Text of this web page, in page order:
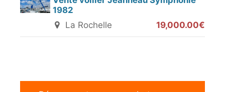
1982
La Rochelle
19,000.00€